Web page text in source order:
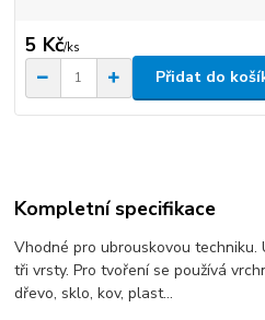
5 Kč/ks
Přidat do
Kompletní specifikace
Vhodné pro ubrouskovou techniku.
tři vrsty. Pro tvoření se používá
dřevo, sklo, kov, plast...